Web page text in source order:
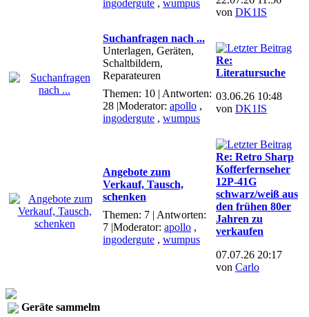
ingodergute , wumpus
von DK1IS
Suchanfragen nach ...
Unterlagen, Geräten,
Schaltbildern,
Reparateuren
Themen: 10 | Antworten:
28 |Moderator: apollo ,
ingodergute , wumpus
Re:
Literatursuche
03.06.26 10:48
von DK1IS
Angebote zum
Verkauf, Tausch,
schenken
Themen: 7 | Antworten:
7 |Moderator: apollo ,
ingodergute , wumpus
Re: Retro Sharp
Kofferfernseher
12P-41G
schwarz/weiß aus
den frühen 80er
Jahren zu
verkaufen
07.07.26 20:17
von Carlo
Geräte sammelm